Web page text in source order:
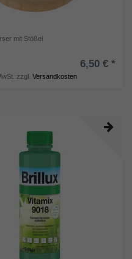
mit Stößel
6,50 € *
zzgl.Versandkosten